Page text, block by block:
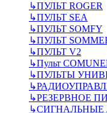
↳ПУЛЬТ ROGER
↳ПУЛЬТ SEA
↳ПУЛЬТ SOMFY
↳ПУЛЬТ
↳ПУЛЬТ V2
↳Пульт
↳ПУЛЬТЫ
↳
↳РЕЗЕРВНОЕ
↳